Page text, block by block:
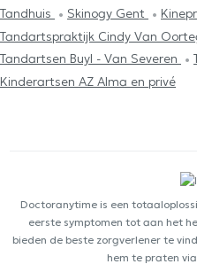
Tandhuis
Skinogy Gent
Tandartspraktijk Cindy Van
Tandartsen Buyl - Van Severen
Kinderartsen AZ Alma en privé
Doctoranytime is een
eerste symptomen tot aan het
bieden de beste zorgverlener te
hem te praten